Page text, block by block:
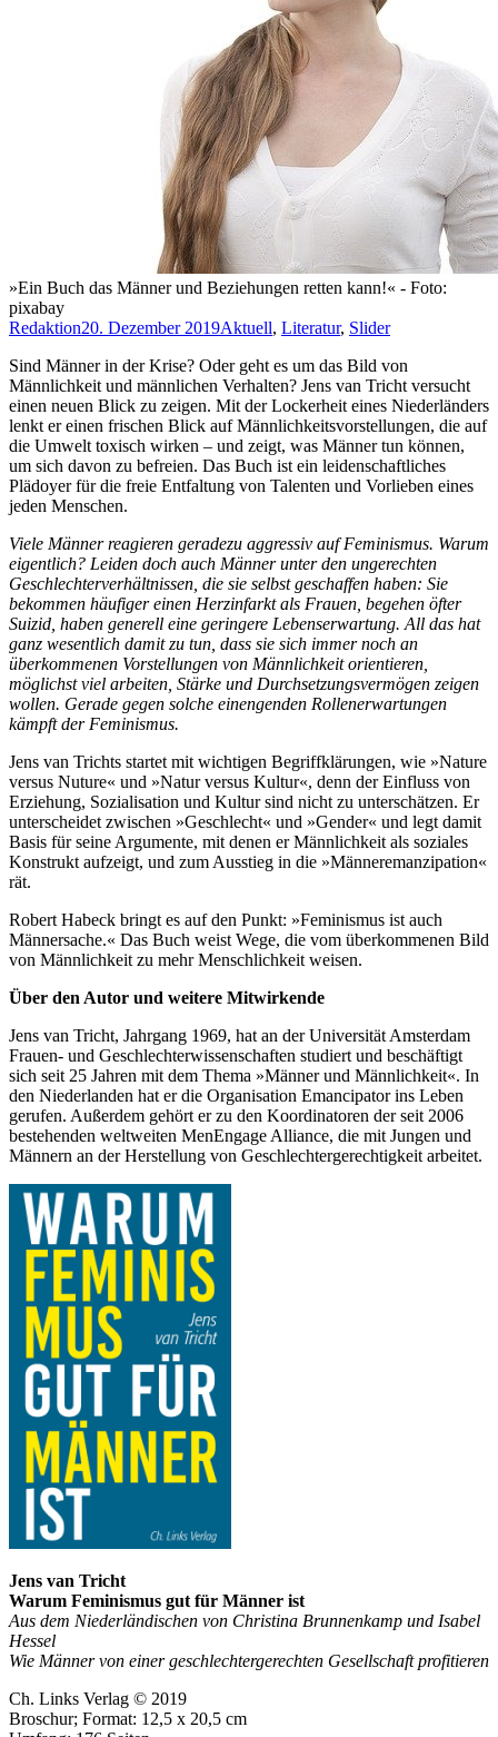
»Ein Buch das Männer und Beziehungen retten kann!« - Foto:
pixabay
Redaktion20. Dezember 2019Aktuell, Literatur, Slider
Sind Männer in der Krise? Oder geht es um das Bild von
Männlichkeit und männlichen Verhalten? Jens van Tricht versucht
einen neuen Blick zu zeigen. Mit der Lockerheit eines Niederländers
lenkt er einen frischen Blick auf Männlichkeitsvorstellungen, die auf
die Umwelt toxisch wirken – und zeigt, was Männer tun können,
um sich davon zu befreien. Das Buch ist ein leidenschaftliches
Plädoyer für die freie Entfaltung von Talenten und Vorlieben eines
jeden Menschen.
Viele Männer reagieren geradezu aggressiv auf Feminismus. Warum
eigentlich? Leiden doch auch Männer unter den ungerechten
Geschlechterverhältnissen, die sie selbst geschaffen haben: Sie
bekommen häufiger einen Herzinfarkt als Frauen, begehen öfter
Suizid, haben generell eine geringere Lebenserwartung. All das hat
ganz wesentlich damit zu tun, dass sie sich immer noch an
überkommenen Vorstellungen von Männlichkeit orientieren,
möglichst viel arbeiten, Stärke und Durchsetzungsvermögen zeigen
wollen. Gerade gegen solche einengenden Rollenerwartungen
kämpft der Feminismus.
Jens van Trichts startet mit wichtigen Begriffklärungen, wie »Nature
versus Nuture« und »Natur versus Kultur«, denn der Einfluss von
Erziehung, Sozialisation und Kultur sind nicht zu unterschätzen. Er
unterscheidet zwischen »Geschlecht« und »Gender« und legt damit
Basis für seine Argumente, mit denen er Männlichkeit als soziales
Konstrukt aufzeigt, und zum Ausstieg in die »Männeremanzipation«
rät.
Robert Habeck bringt es auf den Punkt: »Feminismus ist auch
Männersache.« Das Buch weist Wege, die vom überkommenen Bild
von Männlichkeit zu mehr Menschlichkeit weisen.
Über den Autor und weitere Mitwirkende
Jens van Tricht, Jahrgang 1969, hat an der Universität Amsterdam
Frauen- und Geschlechterwissenschaften studiert und beschäftigt
sich seit 25 Jahren mit dem Thema »Männer und Männlichkeit«. In
den Niederlanden hat er die Organisation Emancipator ins Leben
gerufen. Außerdem gehört er zu den Koordinatoren der seit 2006
bestehenden weltweiten MenEngage Alliance, die mit Jungen und
Männern an der Herstellung von Geschlechtergerechtigkeit arbeitet.
Jens van Tricht
Warum Feminismus gut für Männer ist
Aus dem Niederländischen von Christina Brunnenkamp und Isabel
Hessel
Wie Männer von einer geschlechtergerechten Gesellschaft profitieren
Ch. Links Verlag © 2019
Broschur; Format: 12,5 x 20,5 cm